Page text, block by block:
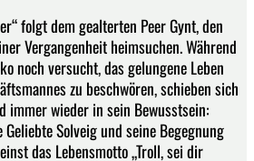
folgt dem gealterten Peer Gynt, den
Vergangenheit heimsuchen. Während
noch versucht, das gelungene Leben
zu beschwören, schieben sich
immer wieder in sein Bewusstsein:
Solveig und seine Begegnung
das Lebensmotto „Troll, sei dir